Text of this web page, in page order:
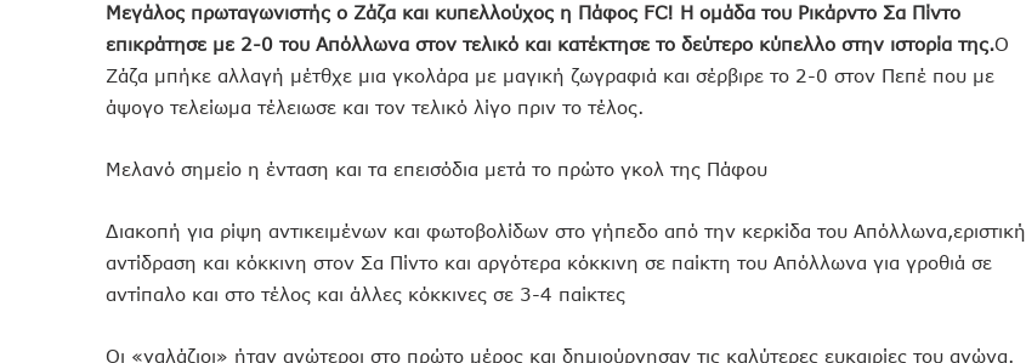
Μεγάλος πρωταγωνιστής ο Ζάζα και κυπελλούχος η Πάφος FC! Η ομάδα του Ρικάρντο Σα Πίντο
επικράτησε με 2-0 του Απόλλωνα στον τελικό και κατέκτησε το δεύτερο κύπελλο στην ιστορία της.Ο
Ζάζα μπήκε αλλαγή μέτθχε μια γκολάρα με μαγική ζωγραφιά και σέρβιρε το 2-0 στον Πεπέ που με
άψογο τελείωμα τέλειωσε και τον τελικό λίγο πριν το τέλος.
Μελανό σημείο η ένταση και τα επεισόδια μετά το πρώτο γκολ της Πάφου
Διακοπή για ρίψη αντικειμένων και φωτοβολίδων στο γήπεδο από την κερκίδα του Απόλλωνα,εριστική
αντίδραση και κόκκινη στον Σα Πίντο και αργότερα κόκκινη σε παίκτη του Απόλλωνα για γροθιά σε
αντίπαλο και στο τέλος και άλλες κόκκινες σε 3-4 παίκτες
Οι «γαλάζιοι» ήταν ανώτεροι στο πρώτο μέρος και δημιούργησαν τις καλύτερες ευκαιρίες του αγώνα.